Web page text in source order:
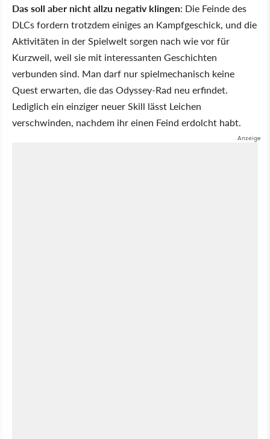
Das soll aber nicht allzu negativ klingen: Die Feinde des
DLCs fordern trotzdem einiges an Kampfgeschick, und die
Aktivitäten in der Spielwelt sorgen nach wie vor für
Kurzweil, weil sie mit interessanten Geschichten
verbunden sind. Man darf nur spielmechanisch keine
Quest erwarten, die das Odyssey-Rad neu erfindet.
Lediglich ein einziger neuer Skill lässt Leichen
verschwinden, nachdem ihr einen Feind erdolcht habt.